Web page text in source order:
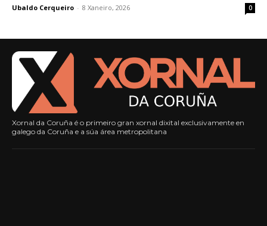
Ubaldo Cerqueiro - 8 Xaneiro, 2026 0
Xornal da Coruña é o primeiro gran xornal dixital exclusivamente en
galego da Coruña e a súa área metropolitana